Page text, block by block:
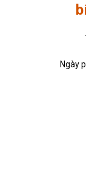
Ngày